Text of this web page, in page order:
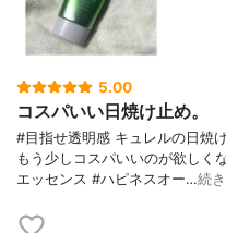
5.00
コスパいい日焼け止め。
#目指せ透明感 キュレルの日焼
もう少しコスパいいのが欲しく
エッセンス #ハピネスオー…続